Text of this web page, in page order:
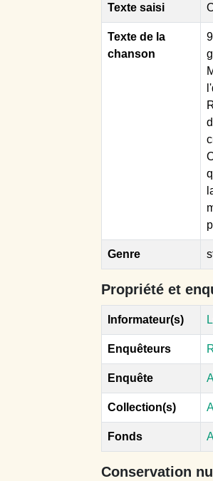
Texte saisi
Texte de la
chanson
Genre
Propriété et
Informateur(s)
Enquêteurs
Enquête
Collection(s)
Fonds
Conservation